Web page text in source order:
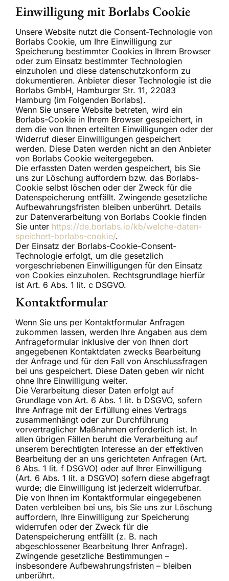
Einwilligung mit Borlabs Cookie
Unsere Website nutzt die Consent-Technologie von
Borlabs Cookie, um Ihre Einwilligung zur
Speicherung bestimmter Cookies in Ihrem Browser
oder zum Einsatz bestimmter Technologien
einzuholen und diese datenschutzkonform zu
dokumentieren. Anbieter dieser Technologie ist die
Borlabs GmbH, Hamburger Str. 11, 22083
Hamburg (im Folgenden Borlabs).
Wenn Sie unsere Website betreten, wird ein
Borlabs-Cookie in Ihrem Browser gespeichert, in
dem die von Ihnen erteilten Einwilligungen oder der
Widerruf dieser Einwilligungen gespeichert
werden. Diese Daten werden nicht an den Anbieter
von Borlabs Cookie weitergegeben.
Die erfassten Daten werden gespeichert, bis Sie
uns zur Löschung auffordern bzw. das Borlabs-
Cookie selbst löschen oder der Zweck für die
Datenspeicherung entfällt. Zwingende gesetzliche
Aufbewahrungsfristen bleiben unberührt. Details
zur Datenverarbeitung von Borlabs Cookie finden
Sie unter https://de.borlabs.io/kb/welche-daten-
speichert-borlabs-cookie/.
Der Einsatz der Borlabs-Cookie-Consent-
Technologie erfolgt, um die gesetzlich
vorgeschriebenen Einwilligungen für den Einsatz
von Cookies einzuholen. Rechtsgrundlage hierfür
ist Art. 6 Abs. 1 lit. c DSGVO.
Kontaktformular
Wenn Sie uns per Kontaktformular Anfragen
zukommen lassen, werden Ihre Angaben aus dem
Anfrageformular inklusive der von Ihnen dort
angegebenen Kontaktdaten zwecks Bearbeitung
der Anfrage und für den Fall von Anschlussfragen
bei uns gespeichert. Diese Daten geben wir nicht
ohne Ihre Einwilligung weiter.
Die Verarbeitung dieser Daten erfolgt auf
Grundlage von Art. 6 Abs. 1 lit. b DSGVO, sofern
Ihre Anfrage mit der Erfüllung eines Vertrags
zusammenhängt oder zur Durchführung
vorvertraglicher Maßnahmen erforderlich ist. In
allen übrigen Fällen beruht die Verarbeitung auf
unserem berechtigten Interesse an der effektiven
Bearbeitung der an uns gerichteten Anfragen (Art.
6 Abs. 1 lit. f DSGVO) oder auf Ihrer Einwilligung
(Art. 6 Abs. 1 lit. a DSGVO) sofern diese abgefragt
wurde; die Einwilligung ist jederzeit widerrufbar.
Die von Ihnen im Kontaktformular eingegebenen
Daten verbleiben bei uns, bis Sie uns zur Löschung
auffordern, Ihre Einwilligung zur Speicherung
widerrufen oder der Zweck für die
Datenspeicherung entfällt (z. B. nach
abgeschlossener Bearbeitung Ihrer Anfrage).
Zwingende gesetzliche Bestimmungen –
insbesondere Aufbewahrungsfristen – bleiben
unberührt.